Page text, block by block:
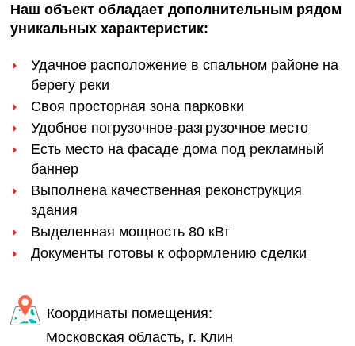
Наш объект обладает дополнительным рядом
уникальных характеристик:
Удачное расположение в спальном районе на
берегу реки
Своя просторная зона парковки
Удобное погрузочное-разгрузочное место
Есть место на фасаде дома под рекламный
баннер
Выполнена качественная реконструкция
здания
Выделенная мощность 80 кВт
Документы готовы к оформлению сделки
Координаты помещения:
Московская область, г. Клин